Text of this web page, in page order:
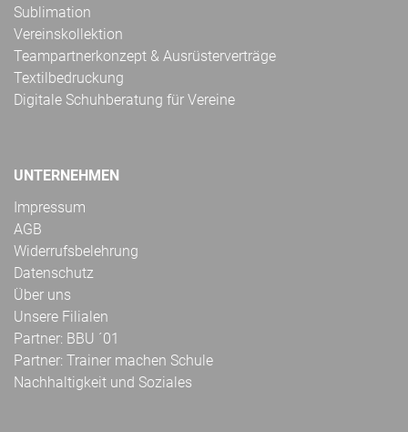
Sublimation
Vereinskollektion
Teampartnerkonzept & Ausrüsterverträge
Textilbedruckung
Digitale Schuhberatung für Vereine
UNTERNEHMEN
Impressum
AGB
Widerrufsbelehrung
Datenschutz
Über uns
Unsere Filialen
Partner: BBU ´01
Partner: Trainer machen Schule
Nachhaltigkeit und Soziales